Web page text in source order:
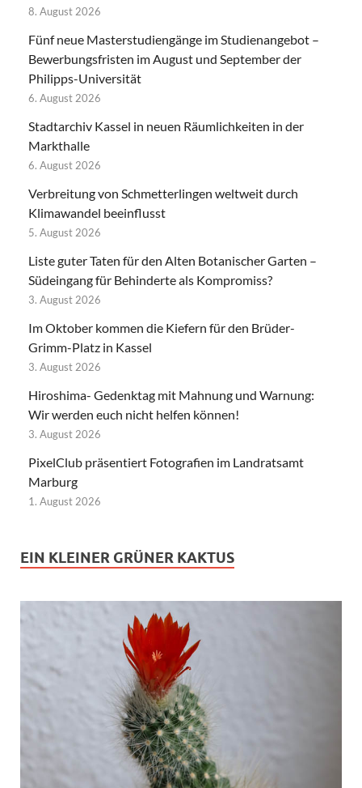
8. August 2026
Fünf neue Masterstudiengänge im Studienangebot –
Bewerbungsfristen im August und September der
Philipps-Universität
6. August 2026
Stadtarchiv Kassel in neuen Räumlichkeiten in der
Markthalle
6. August 2026
Verbreitung von Schmetterlingen weltweit durch
Klimawandel beeinflusst
5. August 2026
Liste guter Taten für den Alten Botanischer Garten –
Südeingang für Behinderte als Kompromiss?
3. August 2026
Im Oktober kommen die Kiefern für den Brüder-
Grimm-Platz in Kassel
3. August 2026
Hiroshima- Gedenktag mit Mahnung und Warnung:
Wir werden euch nicht helfen können!
3. August 2026
PixelClub präsentiert Fotografien im Landratsamt
Marburg
1. August 2026
EIN KLEINER GRÜNER KAKTUS